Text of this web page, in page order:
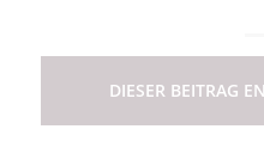
DIESER BEITRAG